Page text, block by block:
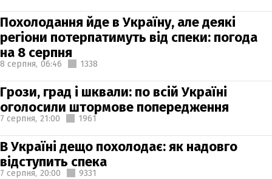
Похолодання йде в Україну, але деякі
регіони потерпатимуть від спеки: погода
на 8 серпня
8 серпня, 06:46 1338
Грози, град і шквали: по всій Україні
оголосили штормове попередження
7 серпня, 21:00 1961
В Україні дещо похолодає: як надовго
відступить спека
7 серпня, 20:00 9331